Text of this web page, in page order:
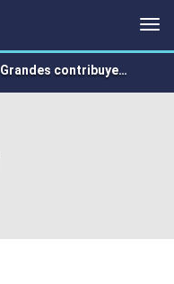
Grandes contribuyentes